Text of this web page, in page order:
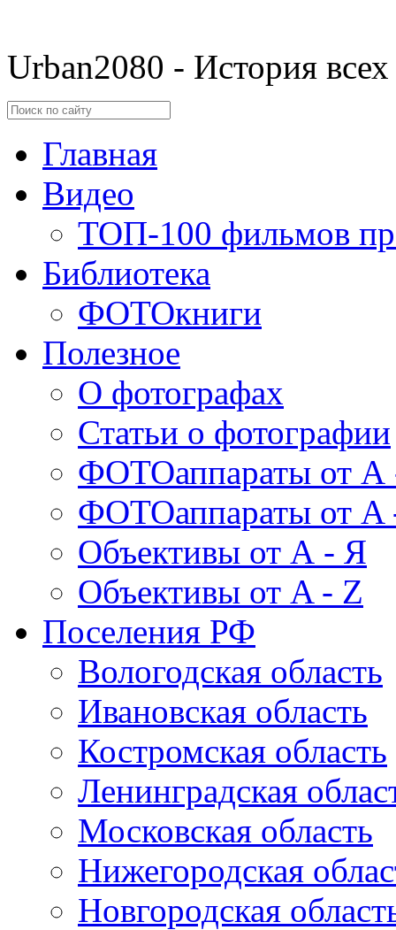
Urban2080 - История
Главная
Видео
ТОП-100 фильмов
Библиотека
ФОТОкниги
Полезное
О фотографах
Статьи о фотографии
ФОТОаппараты от А
ФОТОаппараты от A
Объективы от А - Я
Объективы от A - Z
Поселения РФ
Вологодская область
Ивановская область
Костромская область
Ленинградская
Московская область
Нижегородская
Новгородская